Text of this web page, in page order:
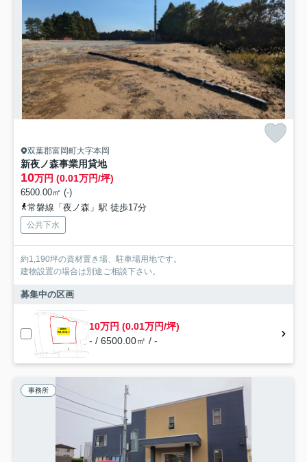
双葉郡富岡町大字本岡
新夜ノ森事業用貸地
10万円 (0.01万円/坪)
6500.00㎡ (-)
常磐線「夜ノ森」駅 徒歩17分
公共下水
約1,190坪の資材置き場、駐車場用地です。
建物設置の場合は別途ご相談下さい。
募集中の区画
10万円 (0.01万円/坪)
- / 6500.00㎡ / -
事務所